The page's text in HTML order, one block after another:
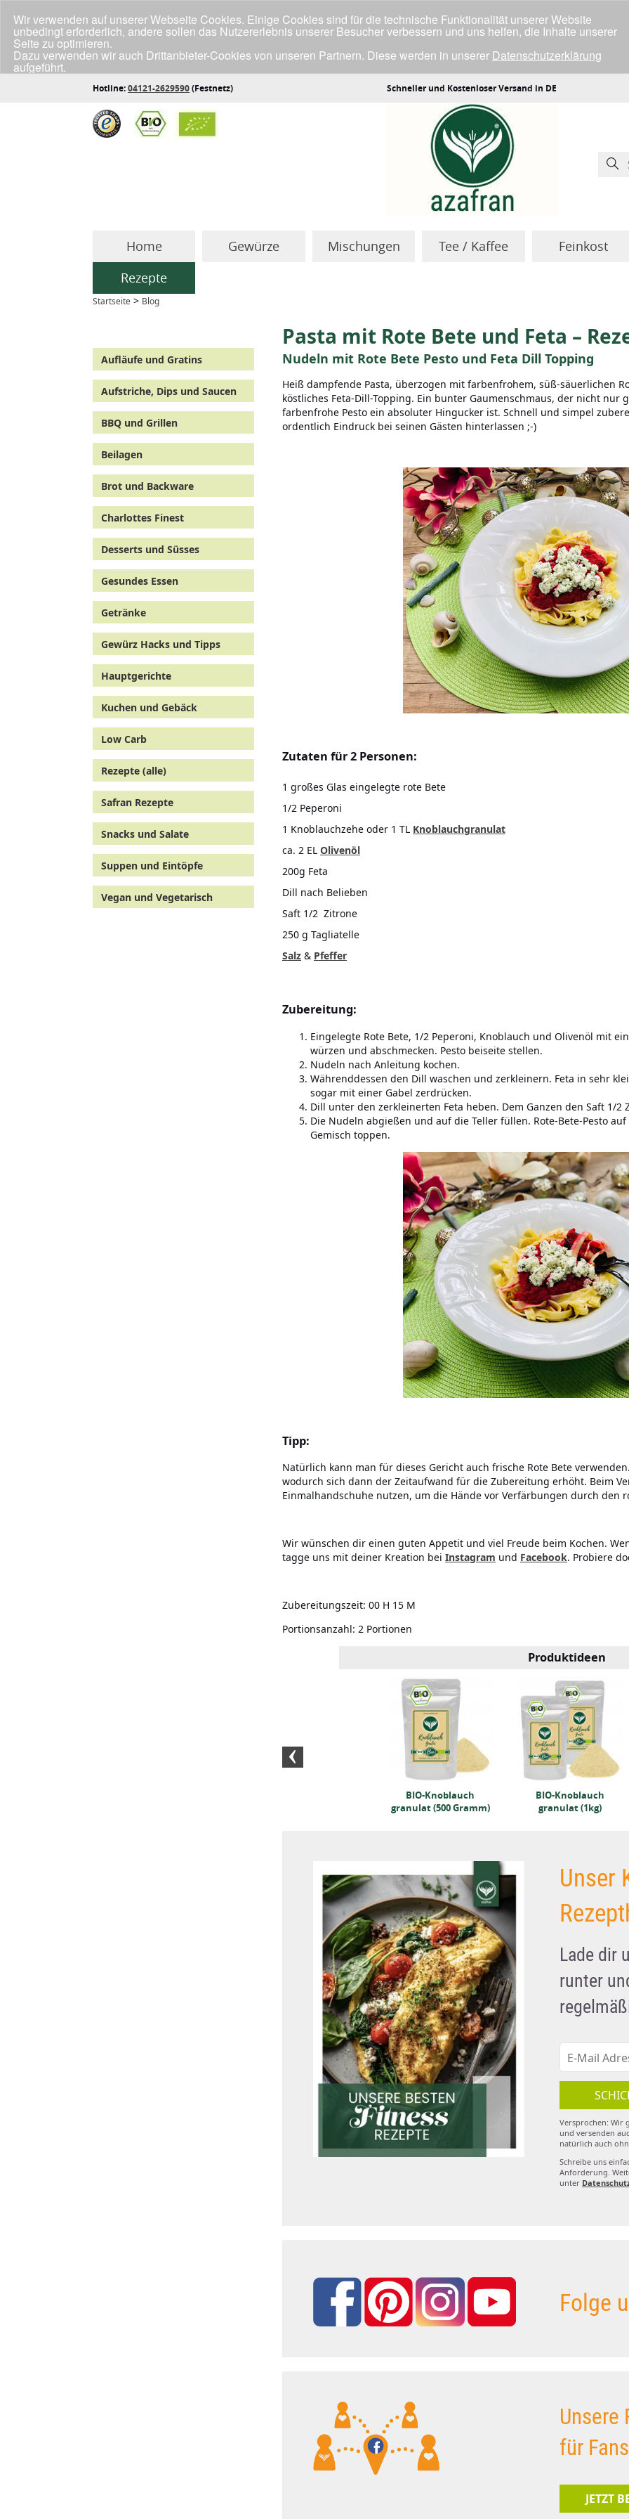
Hotline:04121-2629590(Festnetz) Schneller und Kostenloser Versand in DE
Home Gewürze Mischungen Tee / Kaffee Feinkost
Rezepte
Startseite > Blog
Aufläufe und Gratins
Aufstriche, Dips und Saucen
BBQ und Grillen
Beilagen
Brot und Backware
Charlottes Finest
Desserts und Süsses
Gesundes Essen
Getränke
Gewürz Hacks und Tipps
Hauptgerichte
Kuchen und Gebäck
Low Carb
Rezepte (alle)
Safran Rezepte
Snacks und Salate
Suppen und Eintöpfe
Vegan und Vegetarisch
Pasta mit Rote Bete und Feta –
Nudeln mit Rote Bete Pesto und Feta Dill Topping
Heiß dampfende Pasta, überzogen mit farbenfrohem, süß-säuerlichen
köstliches Feta-Dill-Topping. Ein bunter Gaumenschmaus, der nicht nur
farbenfrohe Pesto ein absoluter Hingucker ist. Schnell und simpel
ordentlich Eindruck bei seinen Gästen hinterlassen ;-)
Zutaten für 2 Personen:
1 großes Glas eingelegte rote Bete
1/2 Peperoni
1 Knoblauchzehe oder 1 TL Knoblauchgranulat
ca. 2 EL Olivenöl
200g Feta
Dill nach Belieben
Saft 1/2 Zitrone
250 g Tagliatelle
Salz & Pfeffer
Zubereitung:
Eingelegte Rote Bete, 1/2 Peperoni, Knoblauch und Olivenöl mit
würzen und abschmecken. Pesto beiseite stellen.
Nudeln nach Anleitung kochen.
Währenddessen den Dill waschen und zerkleinern. Feta in sehr
sogar mit einer Gabel zerdrücken.
Dill unter den zerkleinerten Feta heben. Dem Ganzen den Saft 1/
Die Nudeln abgießen und auf die Teller füllen. Rote-Bete-Pesto
Gemisch toppen.
Tipp:
Natürlich kann man für dieses Gericht auch frische Rote Bete
wodurch sich dann der Zeitaufwand für die Zubereitung erhöht. Beim
Einmalhandschuhe nutzen, um die Hände vor Verfärbungen durch den
Wir wünschen dir einen guten Appetit und viel Freude beim Kochen.
tagge uns mit deiner Kreation bei Instagram und Facebook. Probiere
Zubereitungszeit: 00 H 15 M
Portionsanzahl: 2 Portionen
Produktideen
BIO-Knoblauch
granulat (500 Gramm)
BIO-Knoblauch
granulat (1kg)
Unser
Lade dir
runter
Versprochen: Wir
und versenden
natürlich auch
Schreibe uns
Anforderung.
unter
Folge
Unsere
für
JETZT
Wir verwenden auf unserer Webseite Cookies. Einige Cookies sind für die technische Funktionalität unserer Website
unbedingt erforderlich, andere sollen das Nutzererlebnis unserer Besucher verbessern und uns helfen, die Inhalte unserer
Seite zu optimieren.
Dazu verwenden wir auch Drittanbieter-Cookies von unseren Partnern. Diese werden in unserer Datenschutzerklärung
aufgeführt.
Klicke unten auf "Annehmen", wenn du mit der Verwendung aller Cookies einverstanden bist.